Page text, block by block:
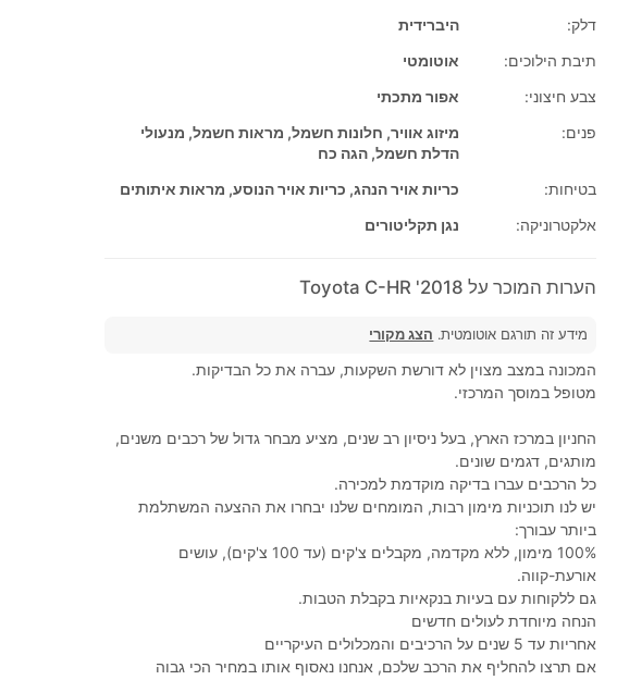
דלק:
היברידית
תיבת הילוכים:
אוטומטי
צבע חיצוני:
אפור מתכתי
פנים:
מיזוג אוויר, חלונות חשמל, מראות חשמל, מנעולי
הדלת חשמל, הגה כח
בטיחות:
כריות אויר הנהג, כריות אויר הנוסע, מראות איתותים
אלקטרוניקה:
נגן תקליטורים
הערות המוכר על 2018' Toyota С-HR
מידע זה תורגם אוטומטית. הצג מקורי
המכונה במצב מצוין לא דורשת השקעות, עברה את כל הבדיקות.
מטופל במוסך המרכזי.
החניון במרכז הארץ, בעל ניסיון רב שנים, מציע מבחר גדול של רכבים משנים,
מותגים, דגמים שונים.
כל הרכבים עברו בדיקה מוקדמת למכירה.
יש לנו תוכניות מימון רבות, המומחים שלנו יבחרו את ההצעה המשתלמת
ביותר עבורך:
100% מימון, ללא מקדמה, מקבלים צ'קים (עד 100 צ'קים), עושים
אורעת-קווה.
גם ללקוחות עם בעיות בנקאיות בקבלת הטבות.
הנחה מיוחדת לעולים חדשים
אחריות עד 5 שנים על הרכיבים והמכלולים העיקריים
אם תרצו להחליף את הרכב שלכם, אנחנו נאסוף אותו במחיר הכי גבוה